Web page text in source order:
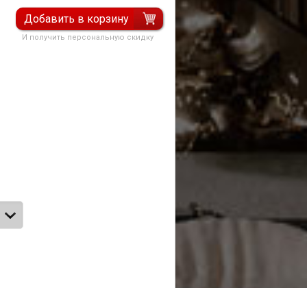
Добавить в корзину
И получить персональную скидку